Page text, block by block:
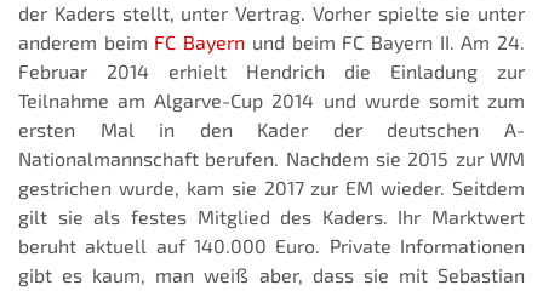
der Kaders stellt, unter Vertrag. Vorher spielte sie unter
anderem beim FC Bayern und beim FC Bayern II. Am 24.
Februar 2014 erhielt Hendrich die Einladung zur
Teilnahme am Algarve-Cup 2014 und wurde somit zum
ersten Mal in den Kader der deutschen A-
Nationalmannschaft berufen. Nachdem sie 2015 zur WM
gestrichen wurde, kam sie 2017 zur EM wieder. Seitdem
gilt sie als festes Mitglied des Kaders. Ihr Marktwert
beruht aktuell auf 140.000 Euro. Private Informationen
gibt es kaum, man weiß aber, dass sie mit Sebastian